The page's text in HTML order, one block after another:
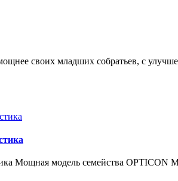
своих младших собратьев, с
Мощная модель семейства OPTICON